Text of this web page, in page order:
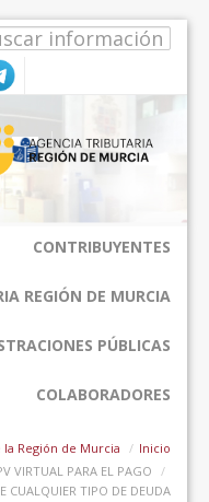
CONTRIBUYENTES
REGIÓN DE MURCIA
PÚBLICAS
COLABORADORES
Inicio
Región de Murcia
VIRTUAL PARA EL PAGO
CUALQUIER TIPO DE DEUDA